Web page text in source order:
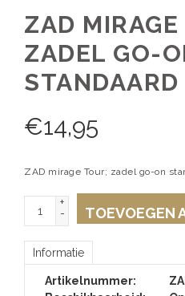
ZAD
ZADEL GO-
€14,95
ZAD mirage Tour; zadel go-on
+
-
TOEVOEGEN
Informatie
Artikelnummer: